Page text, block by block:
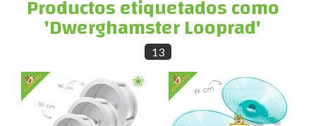
Productos etiquetados como
'Dwerghamster Looprad'
13